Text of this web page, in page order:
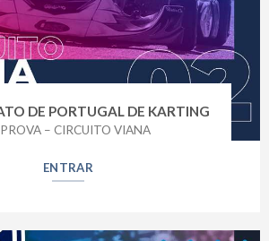
DE PORTUGAL DE KARTING
– CIRCUITO VIANA
ENTRAR